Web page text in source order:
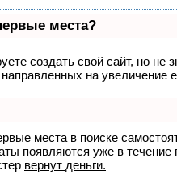
места?
создать свой сайт, но не
на увеличение
места в поиске
появляются уже в
вернут деньги.